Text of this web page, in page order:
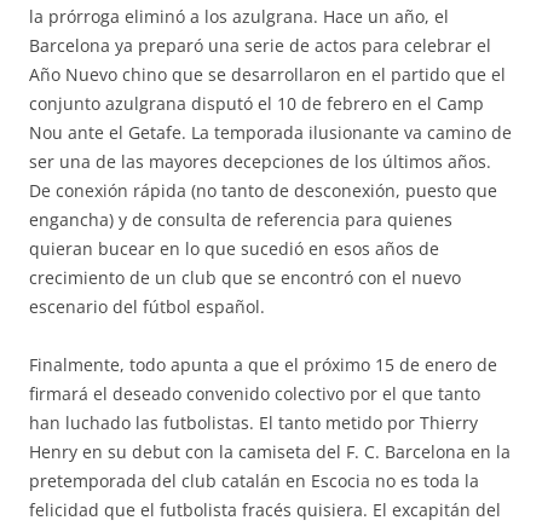
la prórroga eliminó a los azulgrana. Hace un año, el
Barcelona ya preparó una serie de actos para celebrar el
Año Nuevo chino que se desarrollaron en el partido que el
conjunto azulgrana disputó el 10 de febrero en el Camp
Nou ante el Getafe. La temporada ilusionante va camino de
ser una de las mayores decepciones de los últimos años.
De conexión rápida (no tanto de desconexión, puesto que
engancha) y de consulta de referencia para quienes
quieran bucear en lo que sucedió en esos años de
crecimiento de un club que se encontró con el nuevo
escenario del fútbol español.
Finalmente, todo apunta a que el próximo 15 de enero de
firmará el deseado convenido colectivo por el que tanto
han luchado las futbolistas. El tanto metido por Thierry
Henry en su debut con la camiseta del F. C. Barcelona en la
pretemporada del club catalán en Escocia no es toda la
felicidad que el futbolista fracés quisiera. El excapitán del